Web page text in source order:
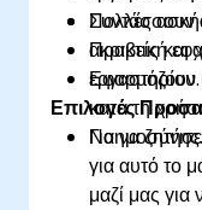
Συντάσσουν
ακριβείς
Εφαρμόζουν
κατά τη
Πολλές
Πρακτική
εργαστηρίου.
Επιλογές
Για να
για αυτό το
μαζί μας για